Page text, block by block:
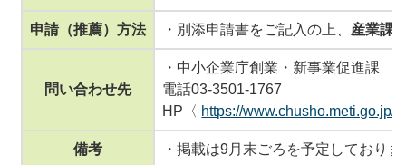
申請（推薦）方法 ・別添申請書をご記入の上、 産業課
問い合わせ先
・中小企業庁創業・新事業促進課
電話03-3501-1767
HP〈 https://www.chusho.meti.go.jp/
備考 ・掲載は9月末ごろを予定しており